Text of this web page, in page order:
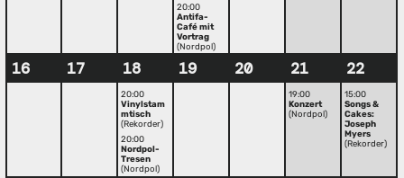
20:00
Antifa-
Café mit
Vortrag
(Nordpol)
16 17 18
20:00
Vinylstam
mtisch
(Rekorder)
20:00
Nordpol-
Tresen
(Nordpol)
19 20 21
19:00
Konzert
(Nordpol)
22
15:00
Songs &
Cakes:
Joseph
Myers
(Rekorder)